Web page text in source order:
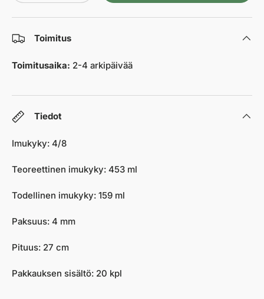
Toimitus
Toimitusaika: 2-4 arkipäivää
Tiedot
Imukyky: 4/8
Teoreettinen imukyky: 453 ml
Todellinen imukyky: 159 ml
Paksuus: 4 mm
Pituus: 27 cm
Pakkauksen sisältö: 20 kpl